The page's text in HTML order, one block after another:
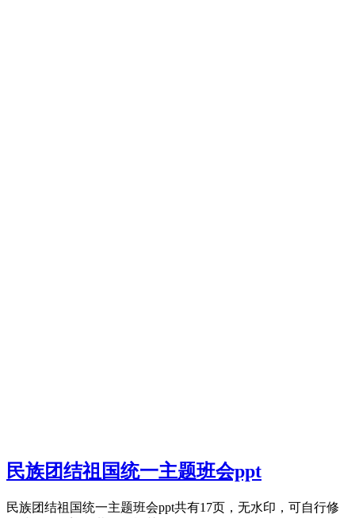
民族团结祖国统一主题班会ppt
民族团结祖国统一主题班会ppt共有17页，无水印，可自行修